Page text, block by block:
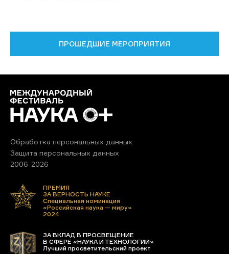
ПРОШЕДШИЕ МЕРОПРИЯТИЯ
Обработка персональных данных
Защита персональных данных
2006-2026
ПРЕМИЯ
ЗА ВЕРНОСТЬ НАУКЕ
Специальная номинация
«Российская наука — миру»
2024
ЗА ВКЛАД В ПРОСВЕЩЕНИЕ
В СФЕРЕ «НАУКА И ТЕХНОЛОГИИ»
Лучший просветительский проект